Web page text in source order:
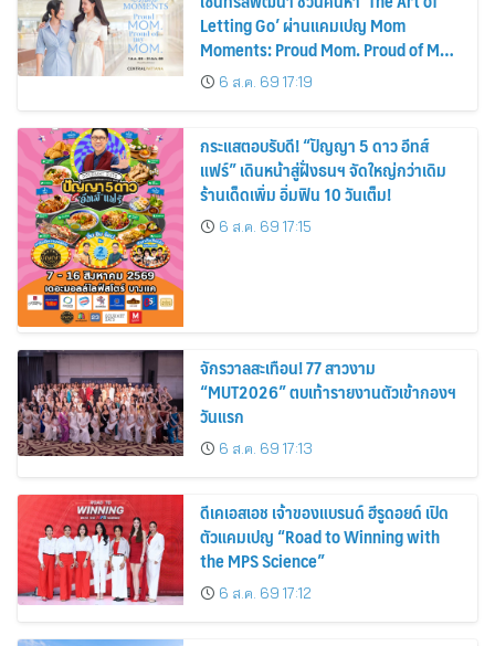
Letting Go’ ผ่านแคมเปญ Mom
Moments: Proud Mom. Proud of My
Mom.6 ส.ค. 69 17:19
กระแสตอบรับดี! “ปัญญา 5 ดาว อีทส์
แฟร์” เดินหน้าสู่ฝั่งธนฯ จัดใหญ่กว่าเดิม
ร้านเด็ดเพิ่ม อิ่มฟิน 10 วันเต็ม!
6 ส.ค. 69 17:15
จักรวาลสะเทือน! 77 สาวงาม
“MUT2026” ตบเท้ารายงานตัวเข้ากองฯ
วันแรก
6 ส.ค. 69 17:13
ดีเคเอสเอช เจ้าของแบรนด์ ฮีรูดอยด์ เปิด
ตัวแคมเปญ “Road to Winning with
the MPS Science”
6 ส.ค. 69 17:12